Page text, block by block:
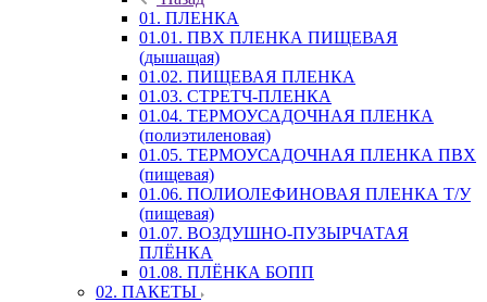
01. ПЛЕНКА
01.01. ПВХ ПЛЕНКА ПИЩЕВАЯ
(дышащая)
01.02. ПИЩЕВАЯ ПЛЕНКА
01.03. СТРЕТЧ-ПЛЕНКА
01.04. ТЕРМОУСАДОЧНАЯ ПЛЕНКА
(полиэтиленовая)
01.05. ТЕРМОУСАДОЧНАЯ ПЛЕНКА ПВХ
(пищевая)
01.06. ПОЛИОЛЕФИНОВАЯ ПЛЕНКА Т/У
(пищевая)
01.07. ВОЗДУШНО-ПУЗЫРЧАТАЯ
ПЛЁНКА
01.08. ПЛЁНКА БОПП
02. ПАКЕТЫ